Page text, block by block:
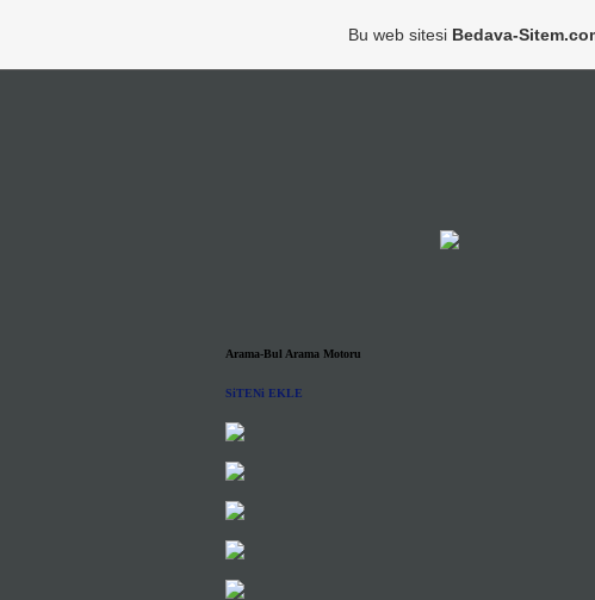
Arama-Bul Arama Motoru
SiTENi EKLE
Bu web sitesi Bedava-